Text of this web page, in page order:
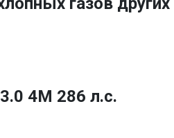
4M 286 л.с.